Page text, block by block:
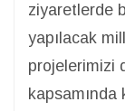
ziyaretlerde
yapılacak
projelerimizi